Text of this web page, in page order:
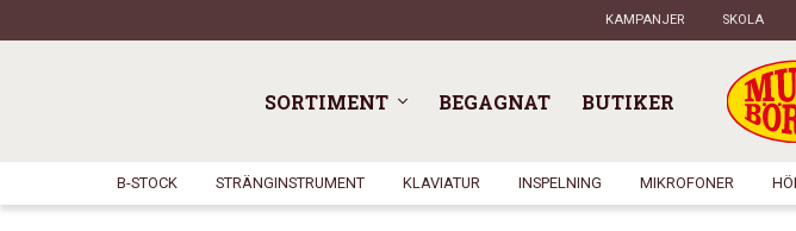
KAMPANJER SKOLA
SORTIMENT BEGAGNAT BUTIKER
B-STOCK STRÄNGINSTRUMENT KLAVIATUR INSPELNING MIKROFONER